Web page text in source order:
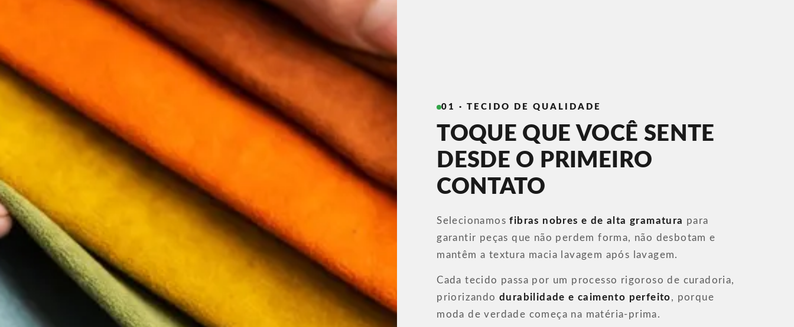
01 · TECIDO DE QUALIDADE
TOQUE QUE VOCÊ SENTE
DESDE O PRIMEIRO
CONTATO
Selecionamosfibras nobres e de alta gramatura para
garantir peças que não perdem forma, não desbotam e
mantêm a textura macia lavagem após lavagem.
Cada tecido passa por um processo rigoroso de curadoria,
priorizando durabilidade e caimento perfeito, porque
moda de verdade começa na matéria-prima.